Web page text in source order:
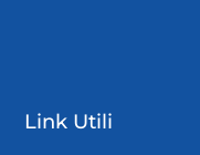
Link Utili